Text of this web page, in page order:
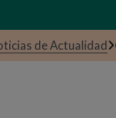
de Actualidad